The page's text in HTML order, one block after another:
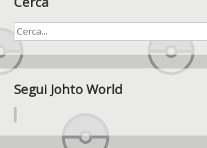
limitata
Segui Johto World